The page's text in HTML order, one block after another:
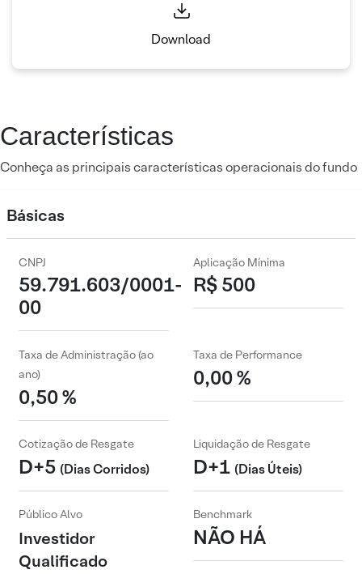
Download
Características
Conheça as principais características operacionais do fundo
Básicas
CNPJ
59.791.603/0001-
00
Aplicação Mínima
R$ 500
Taxa de Administração (ao
ano)
0,50 %
Taxa de Performance
0,00 %
Cotização de Resgate
D+5 (Dias Corridos)
Liquidação de Resgate
D+1 (Dias Úteis)
Público Alvo
Investidor
Qualificado
Benchmark
NÃO HÁ